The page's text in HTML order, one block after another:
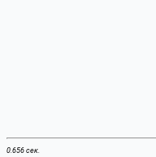
0.656 сек.